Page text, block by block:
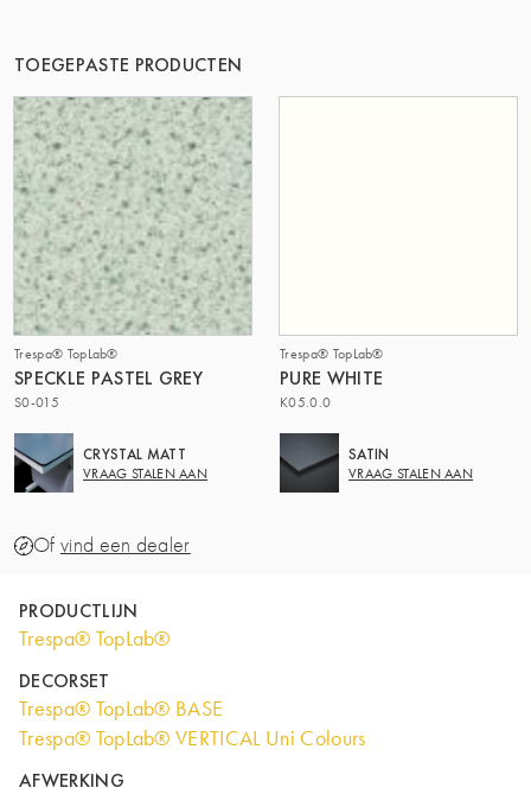
TOEGEPASTE PRODUCTEN
Trespa® TopLab®
SPECKLE PASTEL GREY
S0-015
CRYSTAL MATT
VRAAG STALEN AAN
Trespa® TopLab®
PURE WHITE
K05.0.0
SATIN
VRAAG STALEN AAN
Of vind een dealer
PRODUCTLIJN
Trespa® TopLab®
DECORSET
Trespa® TopLab® BASE
Trespa® TopLab® VERTICAL Uni Colours
AFWERKING